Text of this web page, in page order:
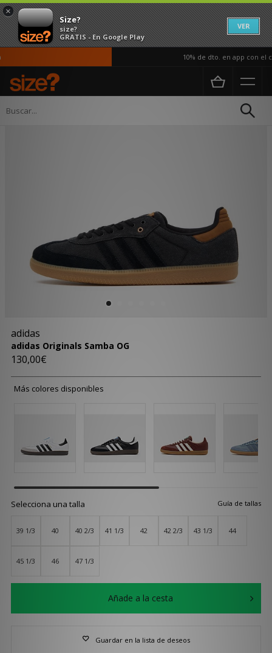
×
Size?
size?
GRATIS - En Google Play
VER
10% de dto. en app con el
Página principal
adidas
adidas Originals Samba OG
130,00€
Más colores disponibles
Guía de tallas
Selecciona una talla
39 1/3 40 40 2/3 41 1/3 42 42 2/3 43 1/3 44
45 1/3 46 47 1/3
Añade a la cesta
Guardar en la lista de deseos